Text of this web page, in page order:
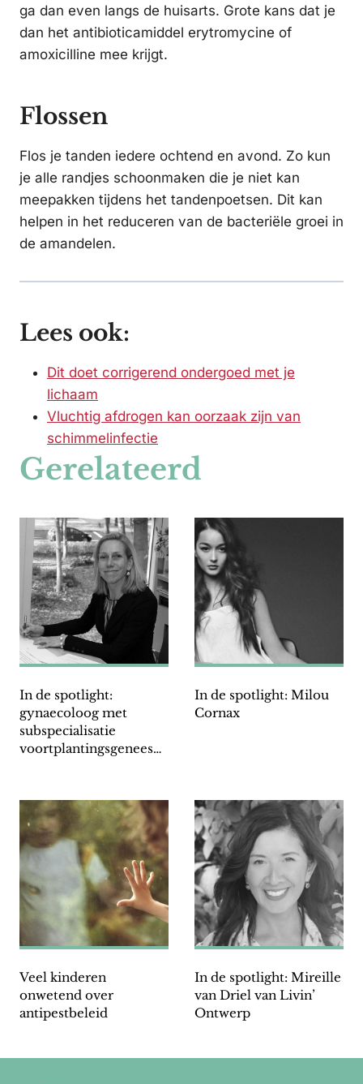
ga dan even langs de huisarts. Grote kans dat je
dan het antibioticamiddel erytromycine of
amoxicilline mee krijgt.
Flossen
Flos je tanden iedere ochtend en avond. Zo kun
je alle randjes schoonmaken die je niet kan
meepakken tijdens het tandenpoetsen. Dit kan
helpen in het reduceren van de bacteriële groei in
de amandelen.
Lees ook:
Dit doet corrigerend ondergoed met je
lichaam
Vluchtig afdrogen kan oorzaak zijn van
schimmelinfectie
Gerelateerd
In de spotlight:
gynaecoloog met
subspecialisatie
voortplantingsgeneesku
In de spotlight: Milou
Cornax
Veel kinderen
onwetend over
antipestbeleid
In de spotlight: Mireille
van Driel van Livin’
Ontwerp